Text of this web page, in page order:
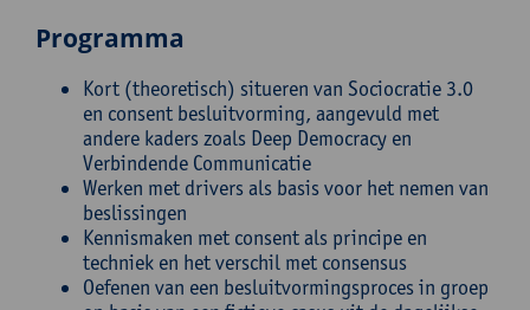
Programma
Kort (theoretisch) situeren van Sociocratie 3.0
en consent besluitvorming, aangevuld met
andere kaders zoals Deep Democracy en
Verbindende Communicatie
Werken met drivers als basis voor het nemen van
beslissingen
Kennismaken met consent als principe en
techniek en het verschil met consensus
Oefenen van een besluitvormingsproces in groep